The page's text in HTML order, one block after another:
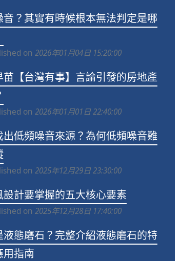
音？其實有時候根本無法判定是哪
on 2026年01月04日 15:20:00
苗【台灣有事】言論引發的房地產
on 2026年01月01日 22:40:00
出低頻噪音來源？為何低頻噪音難
on 2025年12月29日 23:30:00
設計要掌握的五大核心要素
on 2025年12月28日 17:40:00
液態磨石？完整介紹液態磨石的特
用指南